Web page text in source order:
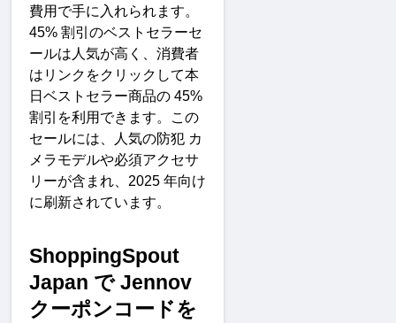
費用で手に入れられます。
45% 割引のベストセラーセ
ールは人気が高く、消費者
はリンクをクリックして本
日ベストセラー商品の
割引を利用できます。この
セールには、人気の防犯 カ
メラモデルや必須アクセサ
リーが含まれ、 2025 年向け
に刷新されています。
ShoppingSpout
Japan で
クーポンコードを